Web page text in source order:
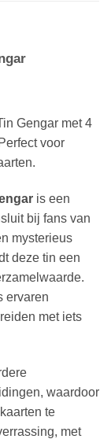
Gengar met 4
voor
is een
bij fans van
mysterieus
deze tin een
ervaren
met iets
waardoor
te
met